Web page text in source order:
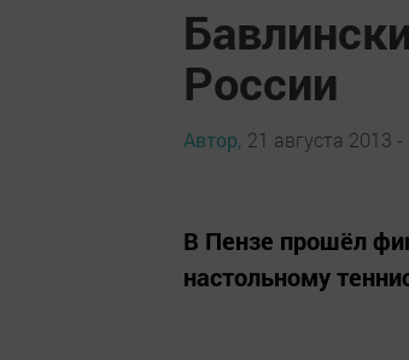
России
Автор, 21 августа 2013 -
В Пензе прошёл
настольному